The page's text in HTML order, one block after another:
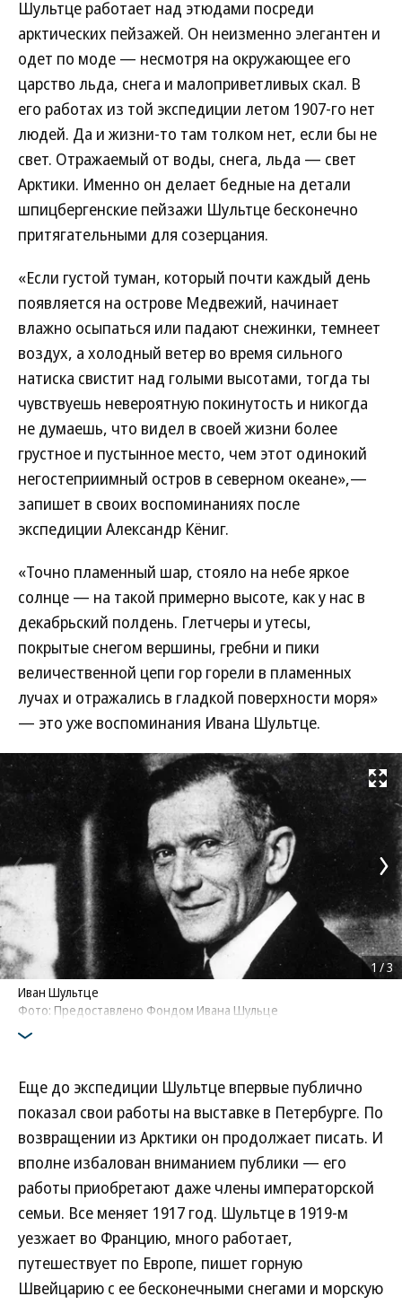
Шультце работает над этюдами посреди
арктических пейзажей. Он неизменно элегантен и
одет по моде — несмотря на окружающее его
царство льда, снега и малоприветливых скал. В
его работах из той экспедиции летом 1907-го нет
людей. Да и жизни-то там толком нет, если бы не
свет. Отражаемый от воды, снега, льда — свет
Арктики. Именно он делает бедные на детали
шпицбергенские пейзажи Шультце бесконечно
притягательными для созерцания.
«Если густой туман, который почти каждый день
появляется на острове Медвежий, начинает
влажно осыпаться или падают снежинки, темнеет
воздух, а холодный ветер во время сильного
натиска свистит над голыми высотами, тогда ты
чувствуешь невероятную покинутость и никогда
не думаешь, что видел в своей жизни более
грустное и пустынное место, чем этот одинокий
негостеприимный остров в северном океане»,—
запишет в своих воспоминаниях после
экспедиции Александр Кёниг.
«Точно пламенный шар, стояло на небе яркое
солнце — на такой примерно высоте, как у нас в
декабрьский полдень. Глетчеры и утесы,
покрытые снегом вершины, гребни и пики
величественной цепи гор горели в пламенных
лучах и отражались в гладкой поверхности моря»
— это уже воспоминания Ивана Шультце.
Развернуть
Иван Шультце
Фото: Предоставлено Фондом Ивана Шульце
1/3
Еще до экспедиции Шультце впервые публично
показал свои работы на выставке в Петербурге. По
возвращении из Арктики он продолжает писать. И
вполне избалован вниманием публики — его
работы приобретают даже члены императорской
семьи. Все меняет 1917 год. Шультце в 1919-м
уезжает во Францию, много работает,
путешествует по Европе, пишет горную
Швейцарию с ее бесконечными снегами и морскую